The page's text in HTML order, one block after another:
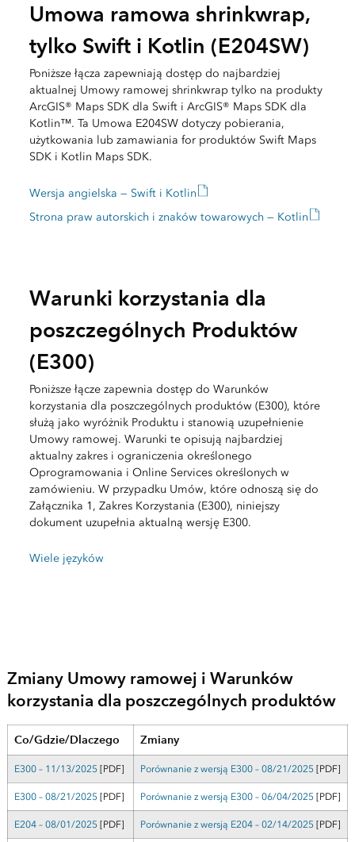
Umowa ramowa shrinkwrap,
tylko Swift i Kotlin (E204SW)
Poniższe łącza zapewniają dostęp do najbardziej
aktualnej Umowy ramowej shrinkwrap tylko na produkty
ArcGIS® Maps SDK dla Swift i ArcGIS® Maps SDK dla
Kotlin™. Ta Umowa E204SW dotyczy pobierania,
użytkowania lub zamawiania for produktów Swift Maps
SDK i Kotlin Maps SDK.
Wersja angielska — Swift i Kotlin
Strona praw autorskich i znaków towarowych — Kotlin
Warunki korzystania dla
poszczególnych Produktów
(E300)
Poniższe łącze zapewnia dostęp do Warunków
korzystania dla poszczególnych produktów (E300), które
służą jako wyróżnik Produktu i stanowią uzupełnienie
Umowy ramowej. Warunki te opisują najbardziej
aktualny zakres i ograniczenia określonego
Oprogramowania i Online Services określonych w
zamówieniu. W przypadku Umów, które odnoszą się do
Załącznika 1, Zakres Korzystania (E300), niniejszy
dokument uzupełnia aktualną wersję E300.
Wiele języków
Zmiany Umowy ramowej i Warunków
korzystania dla poszczególnych produktów
Co/Gdzie/Dlaczego Zmiany
E300 – 11/13/2025 [PDF] Porównanie z wersją E300 – 08/21/2025 [PDF]
E300 – 08/21/2025 [PDF] Porównanie z wersją E300 – 06/04/2025 [PDF]
E204 – 08/01/2025 [PDF] Porównanie z wersją E204 – 02/14/2025 [PDF]